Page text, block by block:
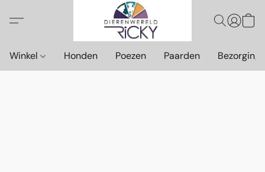
Winkel Honden Poezen Paarden Bezorging